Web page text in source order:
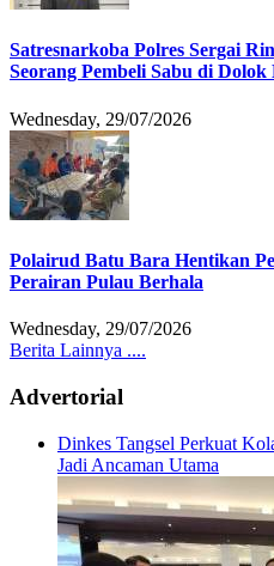
Satresnarkoba Polres Sergai
Seorang Pembeli Sabu di Dolok
Wednesday, 29/07/2026
Polairud Batu Bara Hentikan
Perairan Pulau Berhala
Wednesday, 29/07/2026
Berita Lainnya ....
Advertorial
Dinkes Tangsel Perkuat
Jadi Ancaman Utama